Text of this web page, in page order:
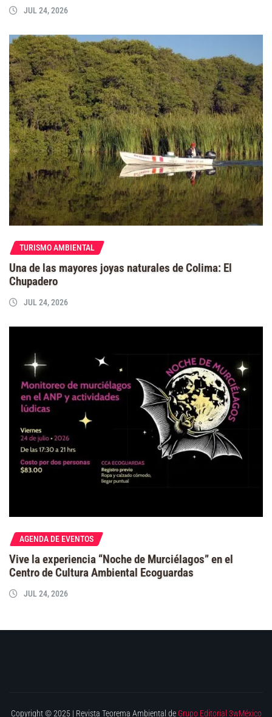
JUL 24, 2026
TURISMO AMBIENTAL
Una de las mayores joyas naturales de Colima: El
Chupadero
JUL 24, 2026
AGENDA DE EVENTOS
Vive la experiencia “Noche de Murciélagos” en el
Centro de Cultura Ambiental Ecoguardas
JUL 24, 2026
Copyright © 2025 | Revista Teorema Ambiental de Grupo Editorial 3wMéxico